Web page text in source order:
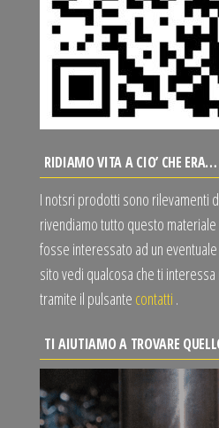
RIDIAMO VITA A CIO’ CHE ERA…
I notsri prodotti sono rilevamenti
rivendiamo tutto questo materiale
fosse interessato ad un
sito vedi qualcosa che ti
tramite il pulsante contatti .
TI AIUTIAMO A TROVARE